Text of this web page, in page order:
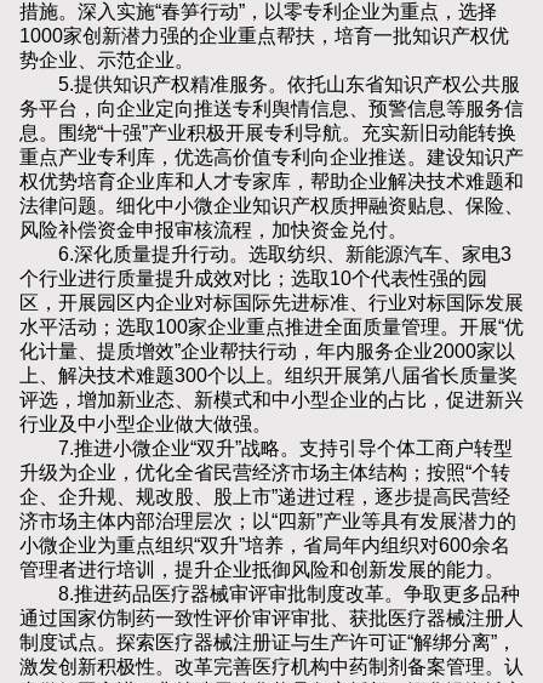
措施。深入实施“春笋行动”，以零专利企业为重点，选择
1000家创新潜力强的企业重点帮扶，培育一批知识产权优
势企业、示范企业。
5.提供知识产权精准服务。依托山东省知识产权公共服
务平台，向企业定向推送专利舆情信息、预警信息等服务信
息。围绕“十强”产业积极开展专利导航。充实新旧动能转换
重点产业专利库，优选高价值专利向企业推送。建设知识产
权优势培育企业库和人才专家库，帮助企业解决技术难题和
法律问题。细化中小微企业知识产权质押融资贴息、保险、
风险补偿资金申报审核流程，加快资金兑付。
6.深化质量提升行动。选取纺织、新能源汽车、家电3
个行业进行质量提升成效对比；选取10个代表性强的园
区，开展园区内企业对标国际先进标准、行业对标国际发展
水平活动；选取100家企业重点推进全面质量管理。开展“优
化计量、提质增效”企业帮扶行动，年内服务企业2000家以
上、解决技术难题300个以上。组织开展第八届省长质量奖
评选，增加新业态、新模式和中小型企业的占比，促进新兴
行业及中小型企业做大做强。
7.推进小微企业“双升”战略。支持引导个体工商户转型
升级为企业，优化全省民营经济市场主体结构；按照“个转
企、企升规、规改股、股上市”递进过程，逐步提高民营经
济市场主体内部治理层次；以“四新”产业等具有发展潜力的
小微企业为重点组织“双升”培养，省局年内组织对600余名
管理者进行培训，提升企业抵御风险和创新发展的能力。
8.推进药品医疗器械审评审批制度改革。争取更多品种
通过国家仿制药一致性评价审评审批、获批医疗器械注册人
制度试点。探索医疗器械注册证与生产许可证“解绑分离”，
激发创新积极性。改革完善医疗机构中药制剂备案管理。认